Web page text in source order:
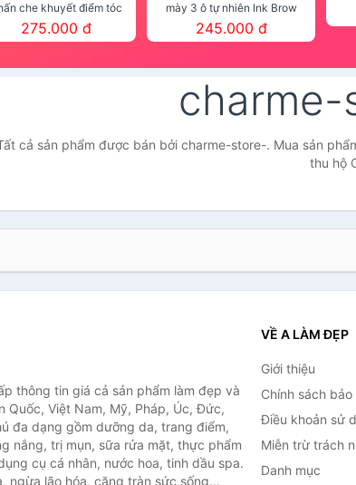
che khuyết điểm tóc
Hair Puff The Face Shop
275.000 đ
mày 3 ô tự nhiên Ink Brow
Powder Kit fmgt The Face Shop
245.000 đ
cả sản phẩm được bán bởi charme-store-. Mua sản
thu hộ
thông tin giá cả sản phẩm làm đẹp và
Quốc, Việt Nam, Mỹ, Pháp, Úc, Đức,
đa dạng gồm dưỡng da, trang điểm,
nắng, trị mụn, sữa rửa mặt, thực phẩm
cụ cá nhân, nước hoa, tinh dầu spa.
ngừa lão hóa, căng tràn sức sống...
VỀ A LÀM ĐẸP
Giới thiệu
Chính sách bảo
Điều khoản sử
Miễn trừ trách
Danh mục